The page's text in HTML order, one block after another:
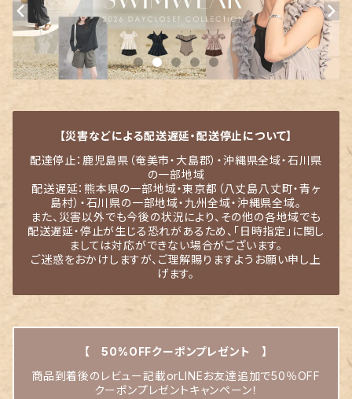
【災害などによる配送遅延・配送停止について】
配達停止：鹿児島県（奄美市・大島郡）・沖縄県全域・石川県
の一部地域
配送遅延：熊本県の一部地域・東京都（八丈島八丈町・青ヶ
島村）・石川県の一部地域・九州全域・沖縄県全域。
また、災害以外でも今後の状況により、その他の各地域でも
配送遅延・停止が生じる恐れがあるため、「日時指定」に関し
ましては対応ができない場合がございます。
ご迷惑をおかけしますが、ご理解賜りますようお願い申し上
げます。
【 50%OFFクーポンプレゼント 】
商品到着後のレビュー記載orLINEお友達追加で50％OFF
クーポンプレゼントキャンペーン！